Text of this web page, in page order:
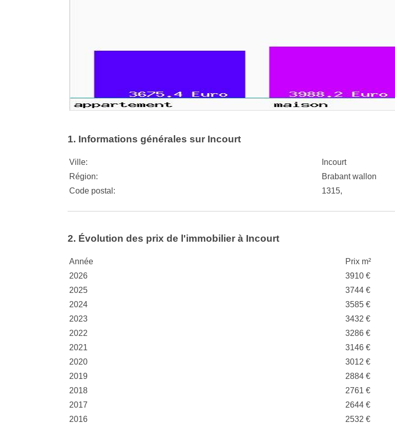
1. Informations générales sur Incourt
Ville:
Incourt
Région:
Brabant wallon
Code postal:
1315,
2. Évolution des prix de l'immobilier à Incourt
Année
Prix m²
2026
3910 €
2025
3744 €
2024
3585 €
2023
3432 €
2022
3286 €
2021
3146 €
2020
3012 €
2019
2884 €
2018
2761 €
2017
2644 €
2016
2532 €